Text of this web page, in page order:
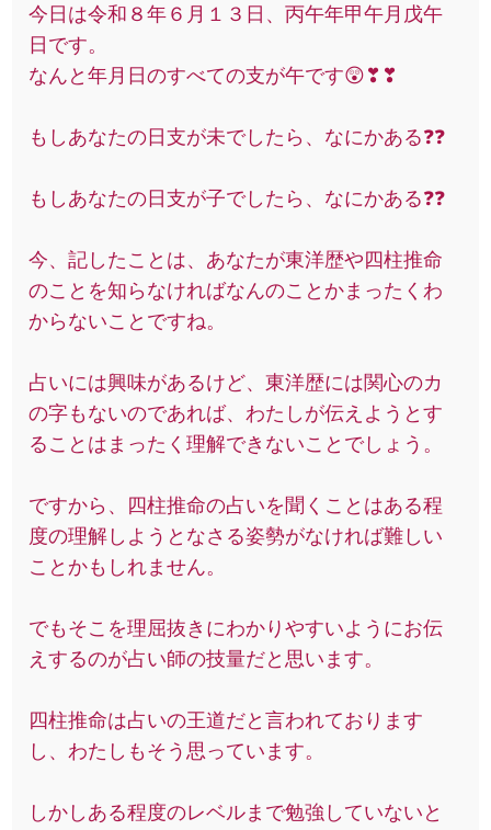
今日は令和８年６月１３日、丙午年甲午月戊午
日です。
なんと年月日のすべての支が午です😲❣❣
もしあなたの日支が未でしたら、なにかある❓❓
もしあなたの日支が子でしたら、なにかある❓❓
今、記したことは、あなたが東洋歴や四柱推命
のことを知らなければなんのことかまったくわ
からないことですね。
占いには興味があるけど、東洋歴には関心のカ
の字もないのであれば、わたしが伝えようとす
ることはまったく理解できないことでしょう。
ですから、四柱推命の占いを聞くことはある程
度の理解しようとなさる姿勢がなければ難しい
ことかもしれません。
でもそこを理屈抜きにわかりやすいようにお伝
えするのが占い師の技量だと思います。
四柱推命は占いの王道だと言われております
し、わたしもそう思っています。
しかしある程度のレベルまで勉強していないと